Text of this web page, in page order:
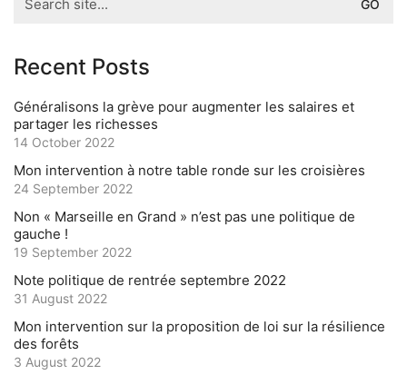
for:
Recent Posts
Généralisons la grève pour augmenter les salaires et
partager les richesses
14 October 2022
Mon intervention à notre table ronde sur les croisières
24 September 2022
Non « Marseille en Grand » n’est pas une politique de
gauche !
19 September 2022
Note politique de rentrée septembre 2022
31 August 2022
Mon intervention sur la proposition de loi sur la résilience
des forêts
3 August 2022